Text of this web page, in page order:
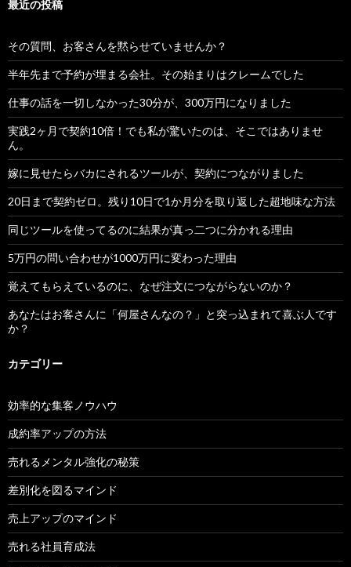
最近の投稿
その質問、お客さんを黙らせていませんか？
半年先まで予約が埋まる会社。その始まりはクレームでした
仕事の話を一切しなかった30分が、300万円になりました
実践2ヶ月で契約10倍！でも私が驚いたのは、そこではありませ
ん。
嫁に見せたらバカにされるツールが、契約につながりました
20日まで契約ゼロ。残り10日で1か月分を取り返した超地味な方法
同じツールを使ってるのに結果が真っ二つに分かれる理由
5万円の問い合わせが1000万円に変わった理由
覚えてもらえているのに、なぜ注文につながらないのか？
あなたはお客さんに「何屋さんなの？」と突っ込まれて喜ぶ人です
か？
カテゴリー
効率的な集客ノウハウ
成約率アップの方法
売れるメンタル強化の秘策
差別化を図るマインド
売上アップのマインド
売れる社員育成法